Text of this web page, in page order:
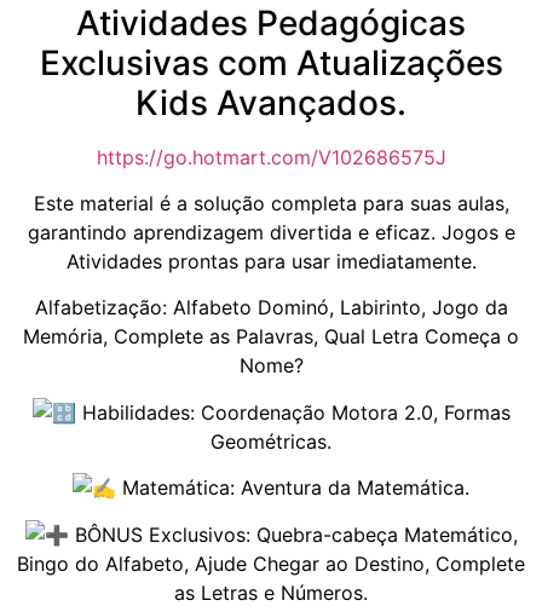
Atividades Pedagógicas
Exclusivas com Atualizações
Kids Avançados.
https://go.hotmart.com/V102686575J
Este material é a solução completa para suas aulas,
garantindo aprendizagem divertida e eficaz. Jogos e
Atividades prontas para usar imediatamente.
Alfabetização: Alfabeto Dominó, Labirinto, Jogo da
Memória, Complete as Palavras, Qual Letra Começa o
Nome?
Habilidades: Coordenação Motora 2.0, Formas
Geométricas.
Matemática: Aventura da Matemática.
BÔNUS Exclusivos: Quebra-cabeça Matemático,
Bingo do Alfabeto, Ajude Chegar ao Destino, Complete
as Letras e Números.